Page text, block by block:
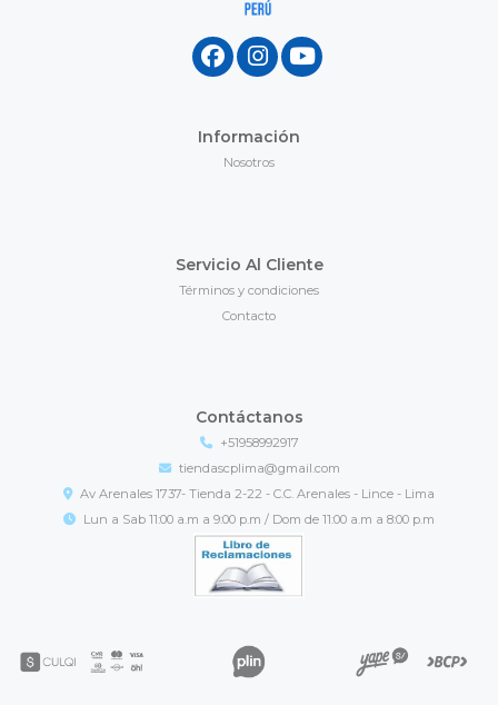
Información
Nosotros
Servicio Al Cliente
Términos y condiciones
Contacto
Contáctanos
+51958992917
tiendascplima@gmail.com
Av Arenales 1737- Tienda 2-22 - C.C. Arenales - Lince - Lima
Lun a Sab 11:00 a.m a 9:00 p.m / Dom de 11:00 a.m a 8:00 p.m